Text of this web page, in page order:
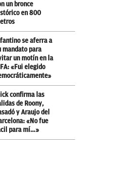
un bronce
en 800
se aferra a
mandato para
un motín en la
«Fui elegido
confirma las
de Roony,
y Araujo del
«No fue
para mí…»